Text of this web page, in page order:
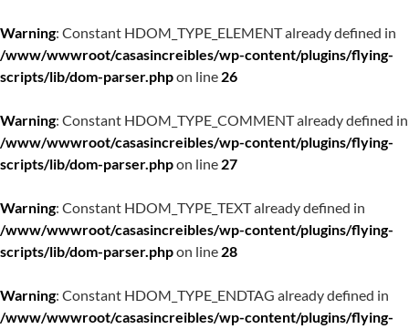
Warning: Constant HDOM_TYPE_ELEMENT already defined in
/www/wwwroot/casasincreibles/wp-content/plugins/flying-
scripts/lib/dom-parser.phpon line 26
Warning: Constant HDOM_TYPE_COMMENT already defined in
/www/wwwroot/casasincreibles/wp-content/plugins/flying-
scripts/lib/dom-parser.phpon line 27
Warning: Constant HDOM_TYPE_TEXT already defined in
/www/wwwroot/casasincreibles/wp-content/plugins/flying-
scripts/lib/dom-parser.phpon line 28
Warning: Constant HDOM_TYPE_ENDTAG already defined in
/www/wwwroot/casasincreibles/wp-content/plugins/flying-